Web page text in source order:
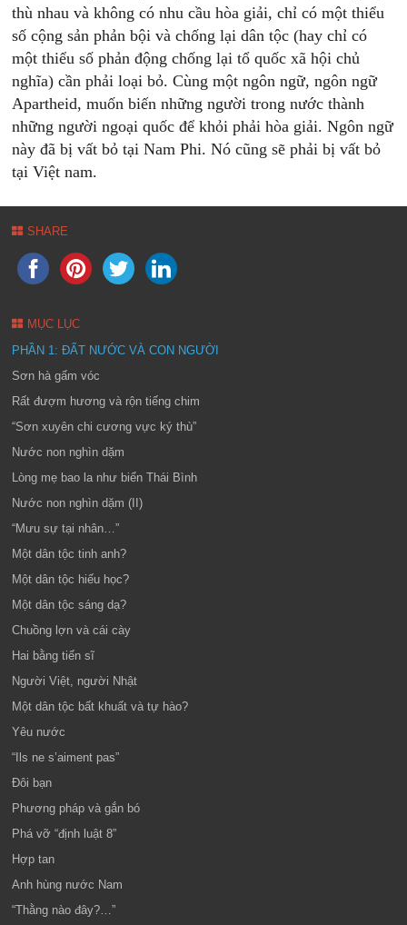
thù nhau và không có nhu cầu hòa giải, chỉ có một thiểu
số cộng sản phản bội và chống lại dân tộc (hay chỉ có
một thiểu số phản động chống lại tổ quốc xã hội chủ
nghĩa) cần phải loại bỏ. Cùng một ngôn ngữ, ngôn ngữ
Apartheid, muốn biến những người trong nước thành
những người ngoại quốc để khỏi phải hòa giải. Ngôn ngữ
này đã bị vất bỏ tại Nam Phi. Nó cũng sẽ phải bị vất bỏ
tại Việt nam.
SHARE
MỤC LỤC
PHẦN 1: ĐẤT NƯỚC VÀ CON NGƯỜI
Sơn hà gấm vóc
Rất đượm hương và rộn tiếng chim
“Sơn xuyên chi cương vực ký thù”
Nước non nghìn dặm
Lòng mẹ bao la như biển Thái Bình
Nước non nghìn dặm (II)
“Mưu sự tại nhân…”
Một dân tộc tinh anh?
Một dân tộc hiếu học?
Một dân tộc sáng dạ?
Chuồng lợn và cái cày
Hai bằng tiến sĩ
Người Việt, người Nhật
Một dân tộc bất khuất và tự hào?
Yêu nước
“Ils ne s’aiment pas”
Đôi bạn
Phương pháp và gắn bó
Phá vỡ “định luật 8”
Hợp tan
Anh hùng nước Nam
“Thằng nào đây?…”